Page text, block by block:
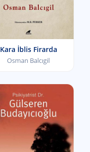
Kara İblis Firarda
Osman Balcıgil